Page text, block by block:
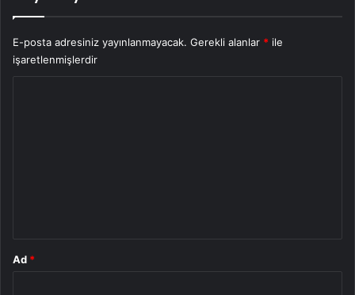
E-posta adresiniz yayınlanmayacak. Gerekli alanlar * ile
işaretlenmişlerdir
Ad *